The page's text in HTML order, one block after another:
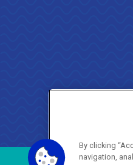
By clicking
navigation,